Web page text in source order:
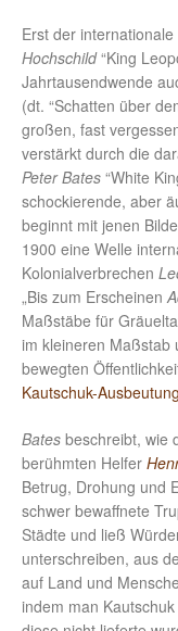
Erst der
Hochschild“King
Jahrtausendwende
(dt. “Schatten über
großen, fast
verstärkt durch die
Peter Bates “White
schockierende, aber
beginnt mit jenen
1900 eine Welle
Kolonialverbrechen
„Bis zum Erscheinen
Maßstäbe für
im kleineren Maßstab
bewegten
Kautschuk-
Bates beschreibt, wie
berühmten Helfer
Betrug, Drohung und
schwer bewaffnete
Städte und ließ
unterschreiben, aus
auf Land und
indem man